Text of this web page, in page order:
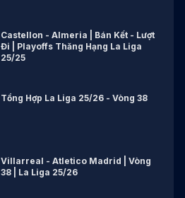
Castellon - Almeria | Bán Kết - Lượt
Đi | Playoffs Thăng Hạng La Liga
25/25
Tổng Hợp La Liga 25/26 - Vòng 38
Villarreal - Atletico Madrid | Vòng
38 | La Liga 25/26